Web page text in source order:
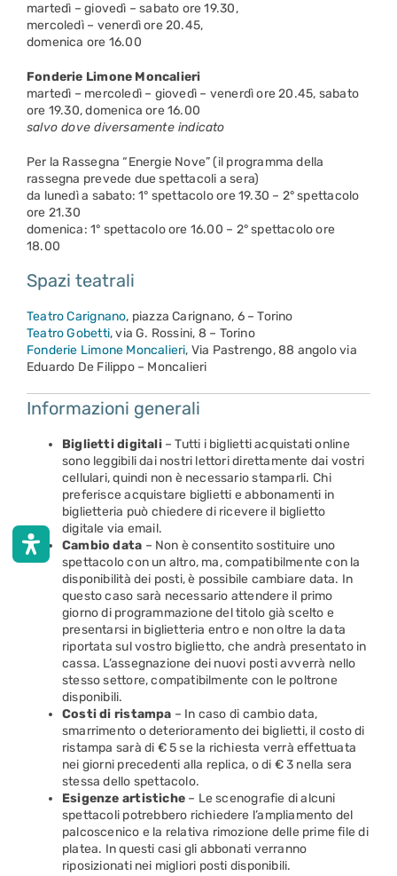
martedì – giovedì – sabato ore 19.30,
mercoledì – venerdì ore 20.45,
domenica ore 16.00
Fonderie Limone Moncalieri
martedì – mercoledì – giovedì – venerdì ore 20.45, sabato
ore 19.30, domenica ore 16.00
salvo dove diversamente indicato
Per la Rassegna “Energie Nove” (il programma della
rassegna prevede due spettacoli a sera)
da lunedì a sabato: 1° spettacolo ore 19.30 – 2° spettacolo
ore 21.30
domenica: 1° spettacolo ore 16.00 – 2° spettacolo ore
18.00
Spazi teatrali
Teatro Carignano, piazza Carignano, 6 – Torino
Teatro Gobetti, via G. Rossini, 8 – Torino
Fonderie Limone Moncalieri, Via Pastrengo, 88 angolo via
Eduardo De Filippo – Moncalieri
Informazioni generali
Biglietti digitali– Tutti i biglietti acquistati online
sono leggibili dai nostri lettori direttamente dai vostri
cellulari, quindi non è necessario stamparli. Chi
preferisce acquistare biglietti e abbonamenti in
biglietteria può chiedere di ricevere il biglietto
digitale via email.
Cambio data – Non è consentito sostituire uno
spettacolo con un altro, ma, compatibilmente con la
disponibilità dei posti, è possibile cambiare data. In
questo caso sarà necessario attendere il primo
giorno di programmazione del titolo già scelto e
presentarsi in biglietteria entro e non oltre la data
riportata sul vostro biglietto, che andrà presentato in
cassa. L’assegnazione dei nuovi posti avverrà nello
stesso settore, compatibilmente con le poltrone
disponibili.
Costi di ristampa – In caso di cambio data,
smarrimento o deterioramento dei biglietti, il costo di
ristampa sarà di € 5 se la richiesta verrà effettuata
nei giorni precedenti alla replica, o di € 3 nella sera
stessa dello spettacolo.
Esigenze artistiche– Le scenografie di alcuni
spettacoli potrebbero richiedere l’ampliamento del
palcoscenico e la relativa rimozione delle prime file di
platea. In questi casi gli abbonati verranno
riposizionati nei migliori posti disponibili.